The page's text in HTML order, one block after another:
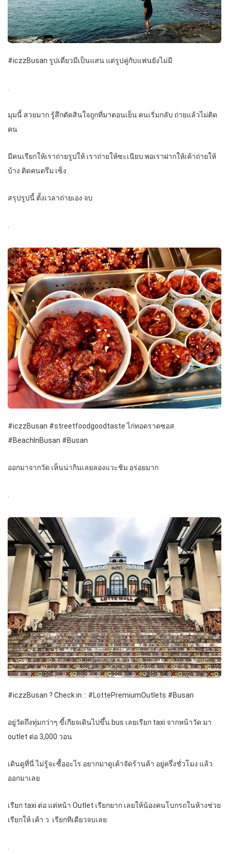
#iczzBusan รูปเดี่ยวมีเป็นแสน แต่รูปคู่กับแฟนยังไม่มี
.
มุมนี้ สวยมาก รู้สึกตัดสินใจถูกที่มาตอนเย็น คนเริ่มกลับ ถ่ายแล้วไม่ติด
คน
มีคนเรียกให้เราถ่ายรูปให้ เราถ่ายให้ซะเนียบ พอเราฝากให้เค้าถ่ายให้
บ้าง ติดคนตรึม เซ็ง
สรุปรูปนี้ ตั้งเวลาถ่ายเอง จบ
.
#iczzBusan #streetfoodgoodtaste ไก่ทอดราดซอส
#BeachInBusan #Busan
ออกมาจากวัด เห็นน่ากินเลยลองแวะชิม อร่อยมาก
#iczzBusan ? Check in :: #LottePremiumOutlets #Busan
อยู่วัดถึงทุ่มกว่าๆ ขี้เกียจเดินไปขึ้น bus เลยเรียก taxi จากหน้าวัด มา
outlet ต่อ 3,000 วอน
เดินดูที่นี่ ไม่รู้จะซื้ออะไร อยากมาดูเค้าจัดร้านค้า อยู่ครึ่งชั่วโมง แล้ว
ออกมาเลย
เรียก taxi ต่อ แต่หน้า Outlet เรียกยาก เลยให้น้องคนโบกรถในห้างช่วย
เรียกให้ เค้า ว. เรียกทีเดียวจบเลย
.